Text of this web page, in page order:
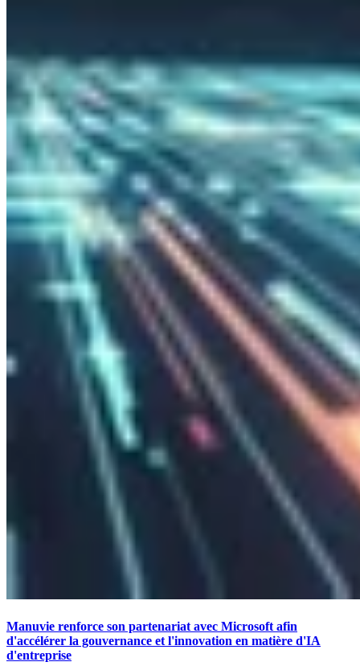
Manuvie renforce son partenariat avec Microsoft afin
d'accélérer la gouvernance et l'innovation en matière d'IA
d'entreprise